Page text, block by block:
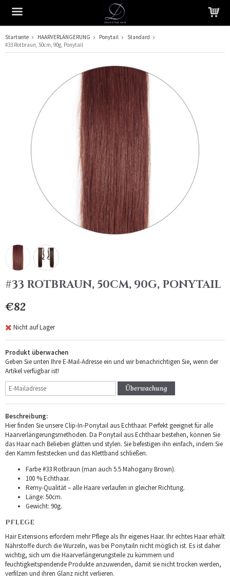
Das Produkt wurde in Ihren Warenkorb gelegt
Startseite HAARVERLÄNGERUNG Ponytail
Standard
#33 Rotbraun, 50cm, 90g, Ponytail
#33 ROTBRAUN, 50CM, 90G, PONYTAIL
€82
Nicht auf Lager
Produkt überwachen
Geben Sie unten Ihre E-Mail-Adresse ein und wir benachrichtigen Sie, wenn der
Artikel verfügbar ist!
Überwachung
Beschreibung:
Hier finden Sie unsere Clip-In-Ponytail aus Echthaar. Perfekt geeignet für alle
Haarverlängerungsmethoden. Da Ponytail aus Echthaar bestehen, können Sie
das Haar nach Belieben glätten und stylen. Sie befestigen ihn einfach, indem Sie
den Kamm feststecken und das Klettband schließen.
Farbe #33 Rotbraun (man auch 5.5 Mahogany Brown).
100 % Echthaar.
Remy-Qualität – alle Haare verlaufen in gleicher Richtung.
Länge: 50cm.
Gewicht: 90g.
PFLEGE
Hair Extensions erfordern mehr Pflege als Ihr eigenes Haar. Ihr echtes Haar erhält
Nährstoffe durch die Wurzeln, was bei Ponytailn nicht möglich ist. Es ist daher
wichtig, sich um die Haarverlängerungsteile zu kümmern und
feuchtigkeitspendende Produkte anzuwenden, damit sie nicht trocken werden,
verfilzen und ihren Glanz nicht verlieren.